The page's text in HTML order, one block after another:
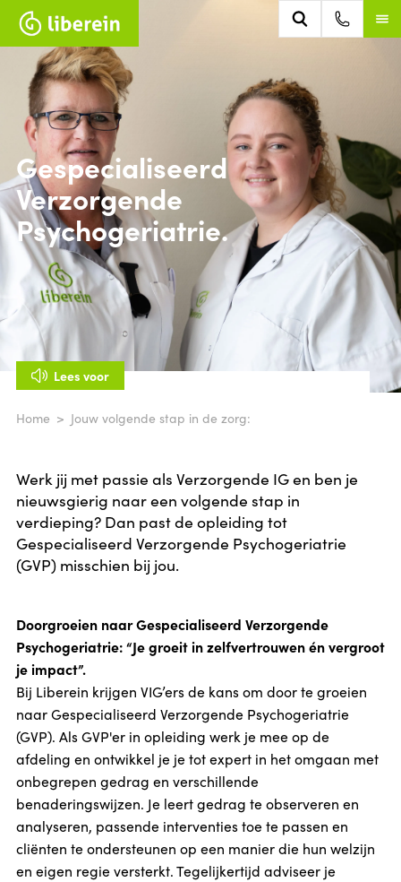
Gespecialiseerd
Verzorgende
Psychogeriatrie.
Lees voor
Home Jouw volgende stap in de zorg:
Werk jij met passie als Verzorgende IG en ben je
nieuwsgierig naar een volgende stap in
verdieping? Dan past de opleiding tot
Gespecialiseerd Verzorgende Psychogeriatrie
(GVP) misschien bij jou.
Doorgroeien naar Gespecialiseerd Verzorgende
Psychogeriatrie: “Je groeit in zelfvertrouwen én vergroot
je impact”.
Bij Liberein krijgen VIG’ers de kans om door te groeien
naar Gespecialiseerd Verzorgende Psychogeriatrie
(GVP). Als GVP'er in opleiding werk je mee op de
afdeling en ontwikkel je je tot expert in het omgaan met
onbegrepen gedrag en verschillende
benaderingswijzen. Je leert gedrag te observeren en
analyseren, passende interventies toe te passen en
cliënten te ondersteunen op een manier die hun welzijn
en eigen regie versterkt. Tegelijkertijd adviseer je